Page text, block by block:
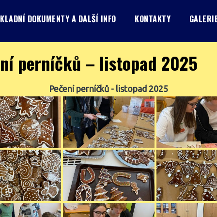
DOKUMENTY A DALŠÍ INFO KONTAKTY
perníčků – listopad 2025
Pečení perníčků - listopad 2025